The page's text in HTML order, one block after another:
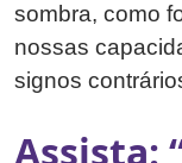
sombra, como
nossas
signos
Assista: